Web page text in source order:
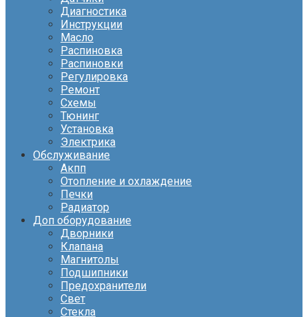
Диагностика
Инструкции
Масло
Распиновка
Распиновки
Регулировка
Ремонт
Схемы
Тюнинг
Установка
Электрика
Обслуживание
Акпп
Отопление и охлаждение
Печки
Радиатор
Доп оборудование
Дворники
Клапана
Магнитолы
Подшипники
Предохранители
Свет
Стекла